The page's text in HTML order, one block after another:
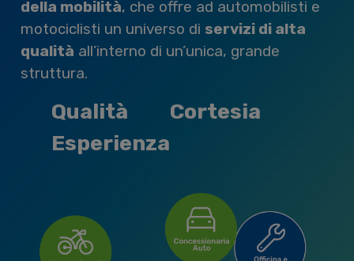
della mobilità, che offre ad automobilisti e
motociclisti un universo di servizi di alta
qualità all’interno di un’unica, grande
struttura.
Qualità
Cortesia
Esperienza